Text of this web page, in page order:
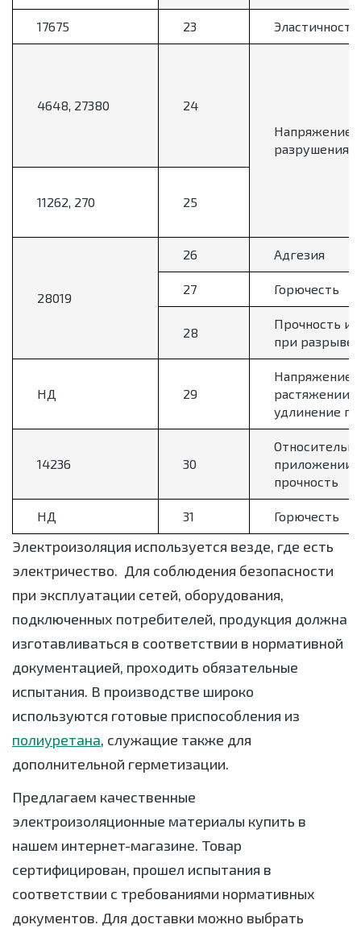
17675 23 Эластичность
4648, 27380
24
Напряжение
разрушения
11262, 270 25
28019
26 Адгезия
27 Горючесть
28
Прочность и
при разрыве
НД 29
Напряжение
растяжении
удлинение
14236 30
приложении
прочность
НД 31 Горючесть
Электроизоляция используется везде, где есть
электричество. Для соблюдения безопасности
при эксплуатации сетей, оборудования,
подключенных потребителей, продукция должна
изготавливаться в соответствии в нормативной
документацией, проходить обязательные
испытания. В производстве широко
используются готовые приспособления из
полиуретана, служащие также для
дополнительной герметизации.
Предлагаем качественные
электроизоляционные материалы купить в
нашем интернет-магазине. Товар
сертифицирован, прошел испытания в
соответствии с требованиями нормативных
документов. Для доставки можно выбрать